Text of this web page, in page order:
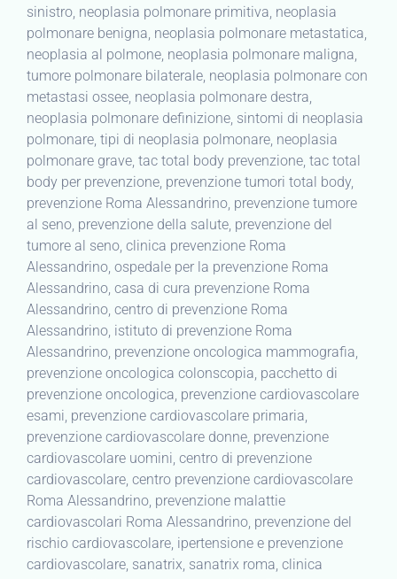
sinistro, neoplasia polmonare primitiva, neoplasia
polmonare benigna, neoplasia polmonare metastatica,
neoplasia al polmone, neoplasia polmonare maligna,
tumore polmonare bilaterale, neoplasia polmonare con
metastasi ossee, neoplasia polmonare destra,
neoplasia polmonare definizione, sintomi di neoplasia
polmonare, tipi di neoplasia polmonare, neoplasia
polmonare grave, tac total body prevenzione, tac total
body per prevenzione, prevenzione tumori total body,
prevenzione Roma Alessandrino, prevenzione tumore
al seno, prevenzione della salute, prevenzione del
tumore al seno, clinica prevenzione Roma
Alessandrino, ospedale per la prevenzione Roma
Alessandrino, casa di cura prevenzione Roma
Alessandrino, centro di prevenzione Roma
Alessandrino, istituto di prevenzione Roma
Alessandrino, prevenzione oncologica mammografia,
prevenzione oncologica colonscopia, pacchetto di
prevenzione oncologica, prevenzione cardiovascolare
esami, prevenzione cardiovascolare primaria,
prevenzione cardiovascolare donne, prevenzione
cardiovascolare uomini, centro di prevenzione
cardiovascolare, centro prevenzione cardiovascolare
Roma Alessandrino, prevenzione malattie
cardiovascolari Roma Alessandrino, prevenzione del
rischio cardiovascolare, ipertensione e prevenzione
cardiovascolare, sanatrix, sanatrix roma, clinica